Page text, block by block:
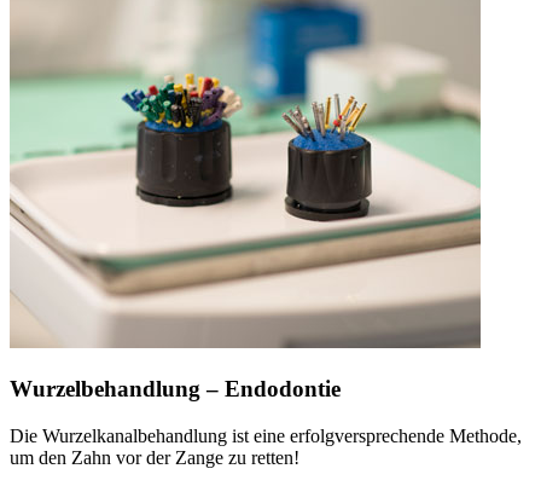
Wurzelbehandlung – Endodontie
Die Wurzelkanalbehandlung ist eine erfolgversprechende Methode,
um den Zahn vor der Zange zu retten!